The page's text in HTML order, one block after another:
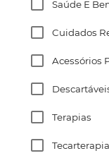
Saúde E
Cuidados
Acessórios
Terapias
Tecarterapia